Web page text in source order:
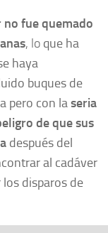
no fue quemado
, lo que ha
haya
buques de
pero con laseria
de que sus
después del
al cadáver
disparos de